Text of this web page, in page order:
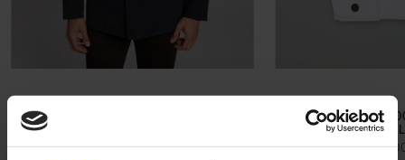
KURTKA ENDINE GRANATOWY
KOSZULA ENNA
BIAŁY